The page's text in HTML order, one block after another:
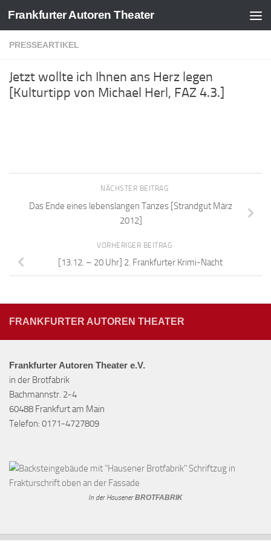
Zum Inhalt springen
Frankfurter Autoren Theater
PRESSEARTIKEL
Jetzt wollte ich Ihnen ans Herz legen
[Kulturtipp von Michael Herl, FAZ 4.3.]
NÄCHSTER BEITRAG
Das Ende eines lebenslangen Tanzes [Strandgut März
2012]
VORHERIGER BEITRAG
[13.12. – 20 Uhr] 2. Frankfurter Krimi-Nacht
FRANKFURTER AUTOREN THEATER
Frankfurter Autoren Theater e.V.
in der Brotfabrik
Bachmannstr. 2-4
60488 Frankfurt am Main
Telefon: 0171-4727809
In der HausenerBROTFABRIK